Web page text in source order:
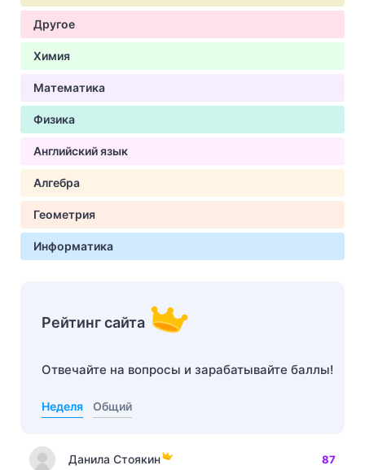
Другое
Химия
Математика
Физика
Английский язык
Алгебра
Геометрия
Информатика
Рейтинг сайта
Отвечайте на вопросы и зарабатывайте баллы!
Неделя Общий
Данила Стоякин 87